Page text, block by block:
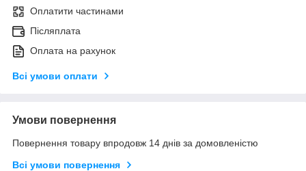
Оплатити частинами
Післяплата
Оплата на рахунок
Всі умови оплати
Умови повернення
Повернення товару впродовж 14 днів за домовленістю
Всі умови повернення